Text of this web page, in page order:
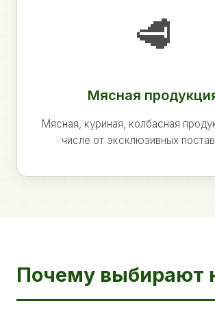
🥩
Мясная
Мясная, куриная, колбасная
числе от эксклюзивных
Почему выбирают